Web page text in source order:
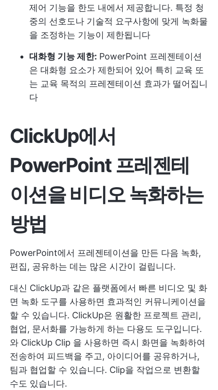
제어 기능을 한도 내에서 제공합니다. 특정 청
중의 선호도나 기술적 요구사항에 맞게 녹화물
을 조정하는 기능이 제한됩니다
대화형 기능 제한: PowerPoint 프레젠테이션
은 대화형 요소가 제한되어 있어 특히 교육 또
는 교육 목적의 프레젠테이션 효과가 떨어집니
다
ClickUp에서
PowerPoint 프레젠테
이션을 비디오 녹화하는
방법
PowerPoint에서 프레젠테이션을 만든 다음 녹화,
편집, 공유하는 데는 많은 시간이 걸립니다.
대신 ClickUp과 같은 플랫폼에서 빠른 비디오 및 화
면 녹화 도구를 사용하면 효과적인 커뮤니케이션을
할 수 있습니다. ClickUp은 원활한 프로젝트 관리,
협업, 문서화를 가능하게 하는 다용도 도구입니다.
와 ClickUp Clip 을 사용하면 즉시 화면을 녹화하여
전송하여 피드백을 주고, 아이디어를 공유하거나,
팀과 협업할 수 있습니다. Clip을 작업으로 변환할
수도 있습니다.